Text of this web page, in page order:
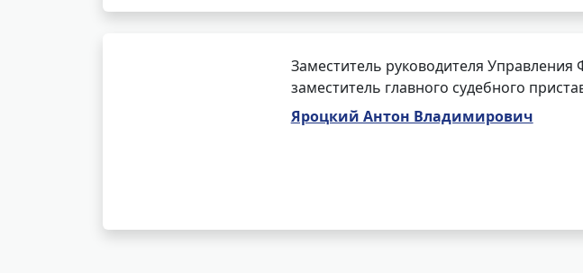
Заместитель руководителя
заместитель главного судебного
Яроцкий Антон Владимирович